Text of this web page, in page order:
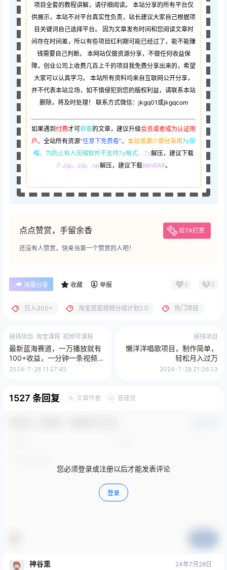
项目全套的教程讲解，请仔细阅读。 本站分享的所有平台仅
供展示，本站不对平台真实性负责，站长建议大家自己根据项
目关键词自己选择平台。 因为文章发布时间和您阅读文章时
间存在时间差，所以有些项目红利期可能已经过了，能不能赚
钱需要自己判断。 本网站仅做资源分享，不做任何收益保
障，创业公司上收费几百上千的项目我免费分享出来的，希望
大家可以认真学习。 本站所有资料均来自互联网公开分享，
并不代表本站立场，如不慎侵犯到您的版权利益，请联系本站
删除，将及时处理！ 联系方式微信：jkgq01或jkgqcom
如果遇到 付费才可观看的文章，建议升级会员或者成为认证用
户。 全站所有资源“任意下免费看”。 本站资源少部分采用7z压
缩， 为防止有人压缩软件不支持7z格式，7z解压，建议下载
7-zip，zip、rar解压，建议下载WinRAR。
点点赞赏，手留余香 给TA打赏
还没有人赞赏，快来当第一个赞赏的人吧！
海报分享 收藏 举报 0 0
日入300+ 淘宝逛逛视频分成计划2.0 热门项目
搞钱项目 淘宝课程 视频号课程
最新蓝海赛道，一万播放就有
100+收益，一分钟一条视频月
入过万不是梦
2024-7-28 11:27:45
搞钱项目
懒洋洋唱歌项目，制作简单，
轻松月入过万
2024-7-28 21:36:23
1527 条回复 A 文章作者 M 管理员
您必须登录或注册以后才能发表评论
登录
神谷熏 24年7月28日